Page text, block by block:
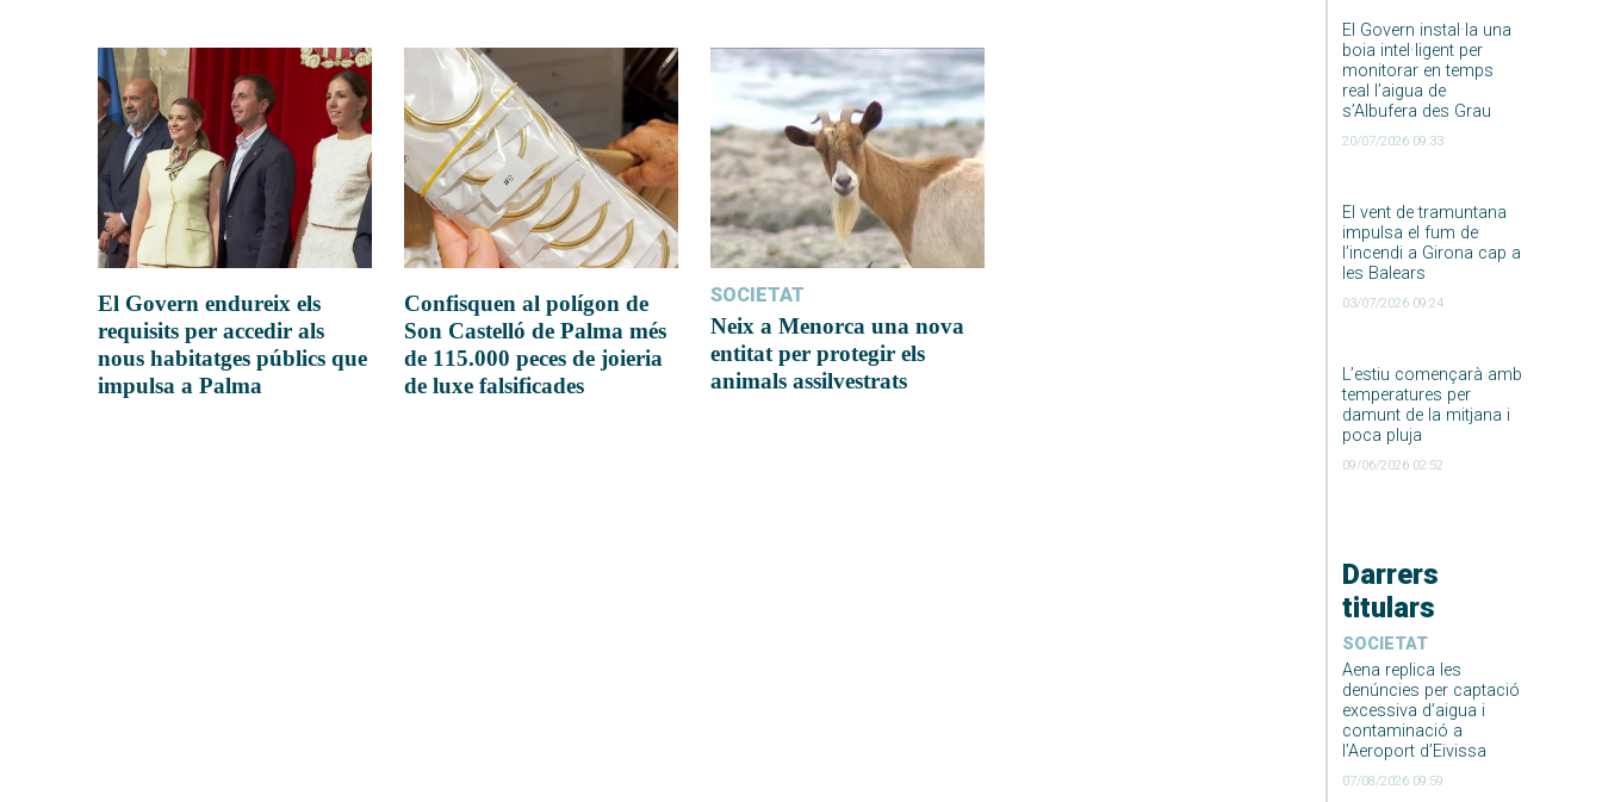
El Govern instal·la una
boia intel·ligent per
monitorar en temps
real l’aigua de
s’Albufera des Grau
20/07/2026 09:33
El vent de tramuntana
impulsa el fum de
l’incendi a Girona cap a
les Balears
03/07/2026 09:24
L’estiu començarà amb
temperatures per
damunt de la mitjana i
poca pluja
09/06/2026 02:52
Darrers
titulars
SOCIETAT
Aena replica les
denúncies per captació
excessiva d’aigua i
contaminació a
l’Aeroport d’Eivissa
07/08/2026 09:59
El Govern endureix els
requisits per accedir als
nous habitatges públics que
impulsa a Palma
Confisquen al polígon de
Son Castelló de Palma més
de 115.000 peces de joieria
de luxe falsificades
SOCIETAT
Neix a Menorca una nova
entitat per protegir els
animals assilvestrats